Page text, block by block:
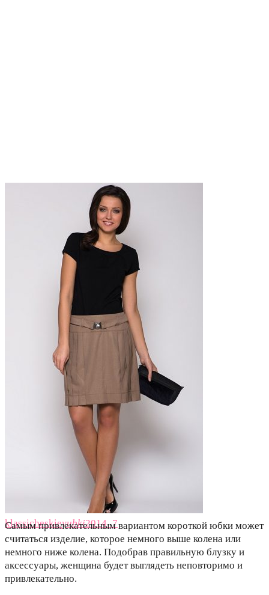
klassicheskieyubki2014_7
Самым привлекательным вариантом короткой юбки может
считаться изделие, которое немного выше колена или
немного ниже колена. Подобрав правильную блузку и
аксессуары, женщина будет выглядеть неповторимо и
привлекательно.